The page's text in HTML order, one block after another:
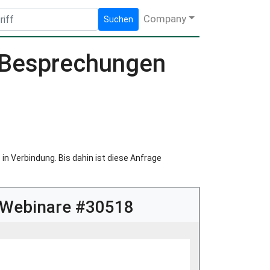
Suchen Company
Verbindung. Bis dahin ist diese Anfrage
#30518